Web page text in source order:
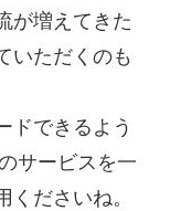
が増えてきた
いただくのも
ドできるよう
サービスを一
ださいね。